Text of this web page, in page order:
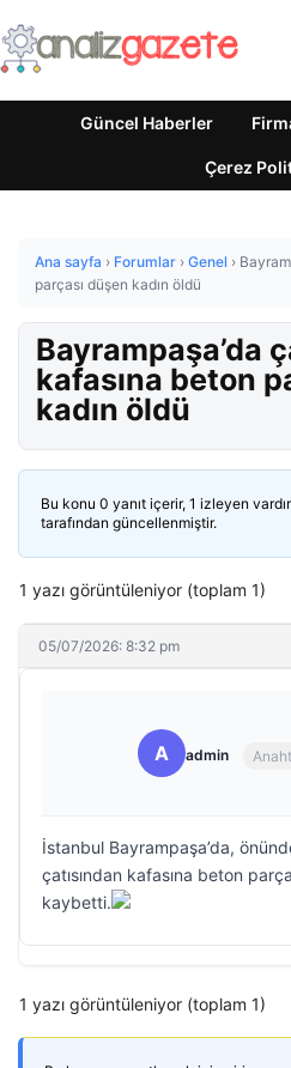
Güncel Haberler
Çerez
Ana sayfa › Forumlar › Genel ›
parçası düşen kadın öldü
Bayrampaşa’da
kafasına beton
kadın öldü
Bu konu 0 yanıt içerir, 1 izleyen
tarafından güncellenmiştir.
1 yazı görüntüleniyor (toplam 1)
05/07/2026: 8:32 pm
A admin
İstanbul Bayrampaşa’da,
çatısından kafasına beton
kaybetti.
1 yazı görüntüleniyor (toplam 1)